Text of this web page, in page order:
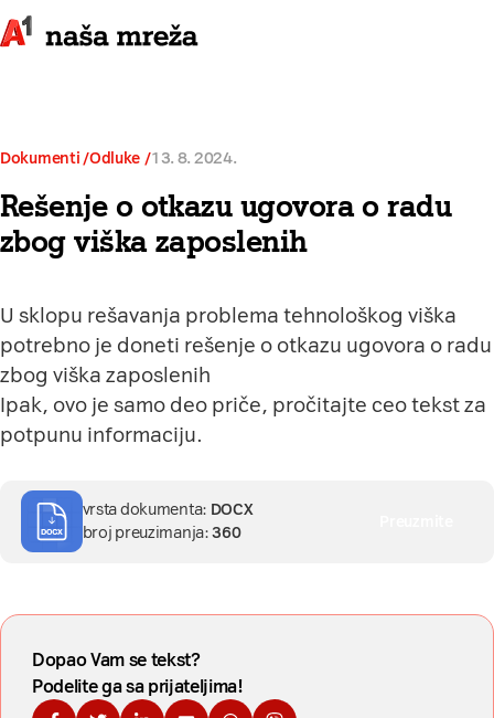
Dokumenti /Odluke 13. 8. 2024.
Rešenje o otkazu ugovora o radu
zbog viška zaposlenih
U sklopu rešavanja problema tehnološkog viška
potrebno je doneti rešenje o otkazu ugovora o radu
zbog viška zaposlenih
Ipak, ovo je samo deo priče, pročitajte ceo tekstza
potpunu informaciju.
vrsta dokumenta: DOCX
broj preuzimanja:360
Dopao Vam se tekst?
Podelite ga sa prijateljima!